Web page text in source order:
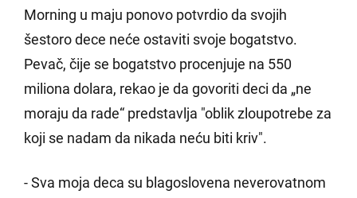
Morning u maju ponovo potvrdio da svojih
šestoro dece neće ostaviti svoje bogatstvo.
Pevač, čije se bogatstvo procenjuje na 550
miliona dolara, rekao je da govoriti deci da „ne
moraju da rade“ predstavlja "oblik zloupotrebe za
koji se nadam da nikada neću biti kriv".
- Sva moja deca su blagoslovena neverovatnom